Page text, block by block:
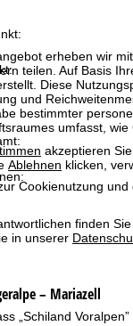
erheben wir
teilen. Auf Basis
Diese
und
bestimmter
umfasst,
akzeptieren
Ablehnen klicken,
Cookienutzung
finden
in unserer
– Mariazell
„Schiland